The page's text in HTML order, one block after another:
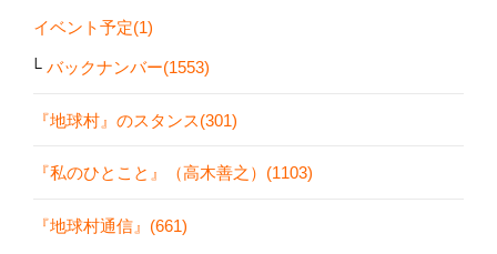
イベント予定(1)
バックナンバー(1553)
『地球村』のスタンス(301)
『私のひとこと』（高木善之）(1103)
『地球村通信』(661)